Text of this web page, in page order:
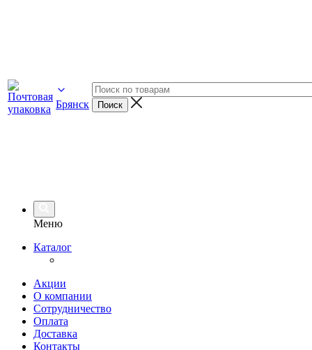
Брянск
Меню
Каталог
Акции
О компании
Сотрудничество
Оплата
Доставка
Контакты